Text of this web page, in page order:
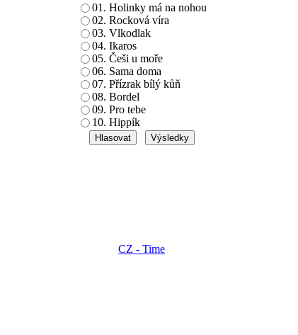
01. Holinky má na nohou
02. Rocková víra
03. Vlkodlak
04. Ikaros
05. Češi u moře
06. Sama doma
07. Přízrak bílý kůň
08. Bordel
09. Pro tebe
10. Hippík
CZ - Time